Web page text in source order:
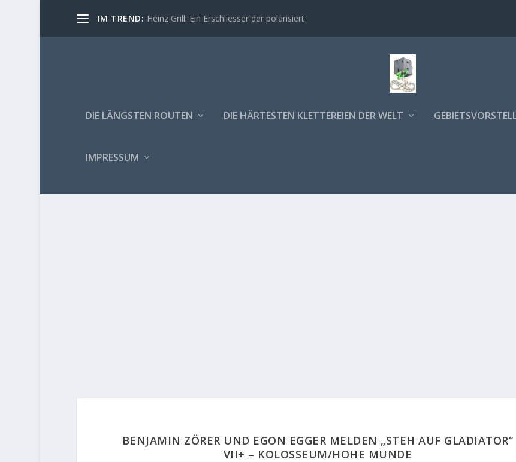
IM TREND: Heinz Grill: Ein Erschliesser der polarisiert
DIE LÄNGSTEN ROUTEN DIE HÄRTESTEN KLETTEREIEN DER WELT
IMPRESSUM
BENJAMIN ZÖRER UND EGON EGGER MELDEN „STEH AUF GLADIATOR“
VII+ – KOLOSSEUM/HOHE MUNDE